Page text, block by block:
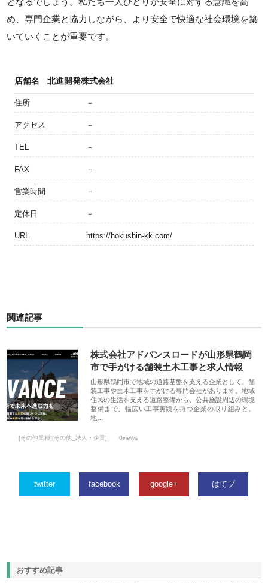
め、専門企業と協力しながら、より安全で快適な社会環境を築
いていくことが重要です。
店舗名 北進開発株式会社
住所 －
アクセス －
TEL －
FAX －
営業時間 －
定休日 －
URL https://hokushin-kk.com/
関連記事
株式会社アドバンスロードが山形県鶴岡
市で手がける舗装土木工事と求人情報
山形県鶴岡市で地域の道路基盤を支える企業として、舗
装工事や土木工事を手がける専門会社があります。地域
住民の生活を支える道路整備から、公共施設周辺の環境
整備まで、幅広い工事実績を持つ企業の取り組みと、
地…
[その他業種][その他_法人・企業] 0views
twitter facebook google+ はてブ
おすすめ記事